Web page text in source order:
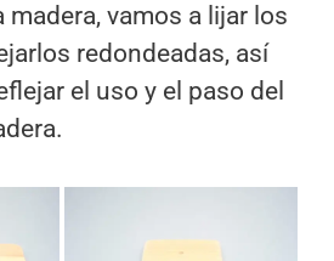
madera, vamos a lijar los
redondeadas, así
el uso y el paso del